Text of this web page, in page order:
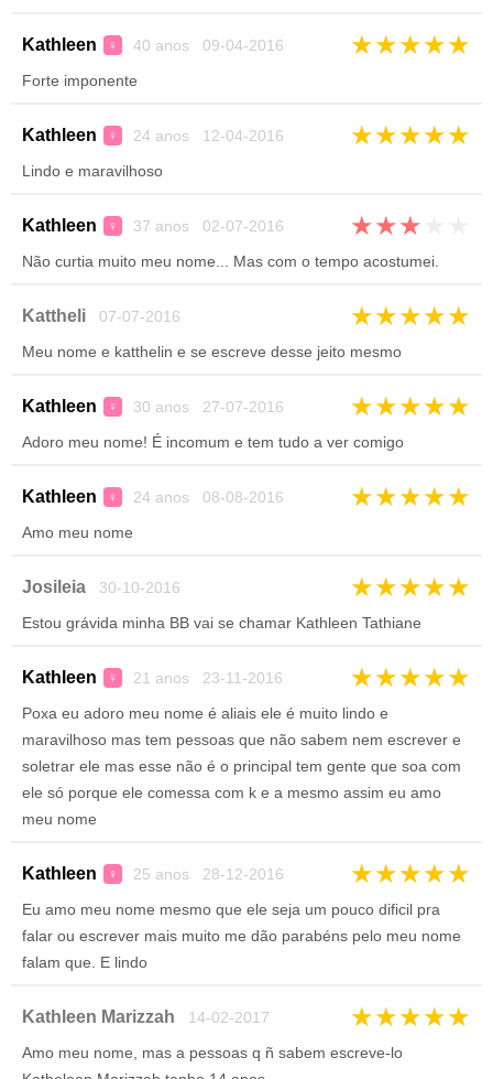
Kathleen ♀ 40 anos 09-04-2016 ★★★★★
Forte imponente
Kathleen ♀ 24 anos 12-04-2016 ★★★★★
Lindo e maravilhoso
Kathleen ♀ 37 anos 02-07-2016 ★★★
Não curtia muito meu nome... Mas com o tempo acostumei.
Kattheli 07-07-2016 ★★★★★
Meu nome e katthelin e se escreve desse jeito mesmo
Kathleen ♀ 30 anos 27-07-2016 ★★★★★
Adoro meu nome! É incomum e tem tudo a ver comigo
Kathleen ♀ 24 anos 08-08-2016 ★★★★★
Amo meu nome
Josileia 30-10-2016 ★★★★★
Estou grávida minha BB vai se chamar Kathleen Tathiane
Kathleen ♀ 21 anos 23-11-2016 ★★★★★
Poxa eu adoro meu nome é aliais ele é muito lindo e
maravilhoso mas tem pessoas que não sabem nem escrever e
soletrar ele mas esse não é o principal tem gente que soa com
ele só porque ele comessa com k e a mesmo assim eu amo
meu nome
Kathleen ♀ 25 anos 28-12-2016 ★★★★★
Eu amo meu nome mesmo que ele seja um pouco dificil pra
falar ou escrever mais muito me dão parabéns pelo meu nome
falam que. E lindo
Kathleen Marizzah 14-02-2017 ★★★★★
Amo meu nome, mas a pessoas q ñ sabem escreve-lo